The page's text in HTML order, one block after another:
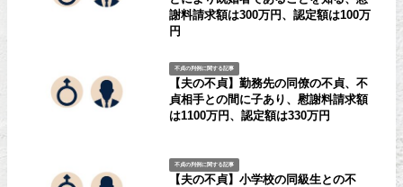
謝料請求額は300万円、認定額は100万
円
不貞の判例に関する記事
【夫の不貞】勤務先の同僚の不貞、不
貞相手との間に子あり、慰謝料請求額
は1100万円、認定額は330万円
不貞の判例に関する記事
【夫の不貞】小学校の同級生との不